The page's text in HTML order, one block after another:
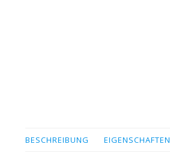
BESCHREIBUNG EIGENSCHAFTEN